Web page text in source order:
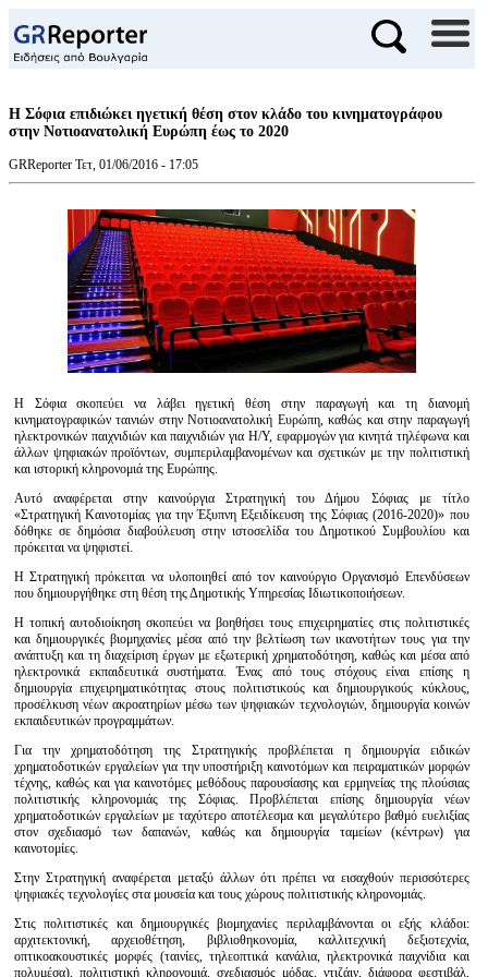
Η Σόφια επιδιώκει ηγετική θέση στον κλάδο του κινηματογράφου
στην Νοτιοανατολική Ευρώπη έως το 2020
GRReporter Τετ, 01/06/2016 - 17:05
Η Σόφια σκοπεύει να λάβει ηγετική θέση στην παραγωγή και τη διανομή
κινηματογραφικών ταινιών στην Νοτιοανατολική Ευρώπη, καθώς και στην παραγωγή
ηλεκτρονικών παιχνιδιών και παιχνιδιών για Η/Υ, εφαρμογών για κινητά τηλέφωνα και
άλλων ψηφιακών προϊόντων, συμπεριλαμβανομένων και σχετικών με την πολιτιστική
και ιστορική κληρονομιά της Ευρώπης.
Αυτό αναφέρεται στην καινούργια Στρατηγική του Δήμου Σόφιας με τίτλο
«Στρατηγική Καινοτομίας για την Έξυπνη Εξειδίκευση της Σόφιας (2016-2020)» που
δόθηκε σε δημόσια διαβούλευση στην ιστοσελίδα του Δημοτικού Συμβουλίου και
πρόκειται να ψηφιστεί.
Η Στρατηγική πρόκειται να υλοποιηθεί από τον καινούργιο Οργανισμό Επενδύσεων
που δημιουργήθηκε στη θέση της Δημοτικής Υπηρεσίας Ιδιωτικοποιήσεων.
Η τοπική αυτοδιοίκηση σκοπεύει να βοηθήσει τους επιχειρηματίες στις πολιτιστικές
και δημιουργικές βιομηχανίες μέσα από την βελτίωση των ικανοτήτων τους για την
ανάπτυξη και τη διαχείριση έργων με εξωτερική χρηματοδότηση, καθώς και μέσα από
ηλεκτρονικά εκπαιδευτικά συστήματα. Ένας από τους στόχους είναι επίσης η
δημιουργία επιχειρηματικότητας στους πολιτιστικούς και δημιουργικούς κύκλους,
προσέλκυση νέων ακροατηρίων μέσω των ψηφιακών τεχνολογιών, δημιουργία κοινών
εκπαιδευτικών προγραμμάτων.
Για την χρηματοδότηση της Στρατηγικής προβλέπεται η δημιουργία ειδικών
χρηματοδοτικών εργαλείων για την υποστήριξη καινοτόμων και πειραματικών μορφών
τέχνης, καθώς και για καινοτόμες μεθόδους παρουσίασης και ερμηνείας της πλούσιας
πολιτιστικής κληρονομιάς της Σόφιας. Προβλέπεται επίσης δημιουργία νέων
χρηματοδοτικών εργαλείων με ταχύτερο αποτέλεσμα και μεγαλύτερο βαθμό ευελιξίας
στον σχεδιασμό των δαπανών, καθώς και δημιουργία ταμείων (κέντρων) για
καινοτομίες.
Στην Στρατηγική αναφέρεται μεταξύ άλλων ότι πρέπει να εισαχθούν περισσότερες
ψηφιακές τεχνολογίες στα μουσεία και τους χώρους πολιτιστικής κληρονομιάς.
Στις πολιτιστικές και δημιουργικές βιομηχανίες περιλαμβάνονται οι εξής κλάδοι:
αρχιτεκτονική, αρχειοθέτηση, βιβλιοθηκονομία, καλλιτεχνική δεξιοτεχνία,
οπτικοακουστικές μορφές (ταινίες, τηλεοπτικά κανάλια, ηλεκτρονικά παιχνίδια και
πολυμέσα), πολιτιστική κληρονομιά, σχεδιασμός μόδας, ντιζάιν, διάφορα φεστιβάλ,